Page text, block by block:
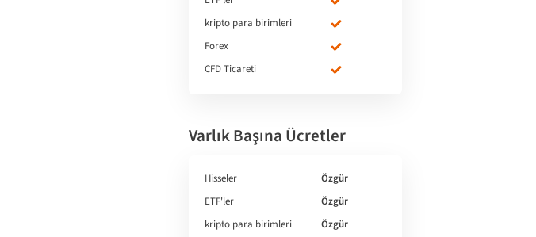
kripto para birimleri
Forex
CFD Ticareti
Varlık Başına Ücretler
Hisseler
Özgür
ETF'ler
Özgür
kripto para birimleri
Özgür